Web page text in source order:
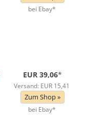
bei Ebay*
EUR 39,06*
Versand: EUR 15,41
Zum Shop »
bei Ebay*